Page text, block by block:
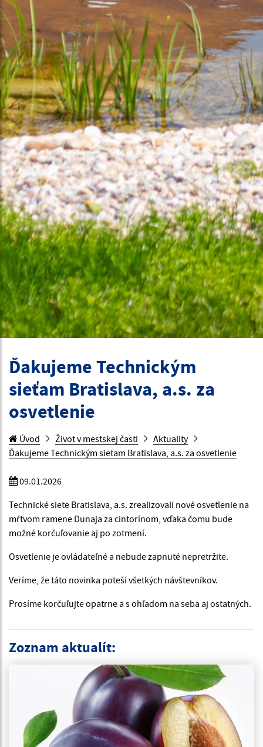
Ďakujeme Technickým
sieťam Bratislava, a.s. za
osvetlenie
Úvod Život v mestskej časti
Aktuality
Ďakujeme Technickým sieťam Bratislava, a.s. za osvetlenie
09.01.2026
Technické siete Bratislava, a.s. zrealizovali nové osvetlenie na
mŕtvom ramene Dunaja za cintorínom, vďaka čomu bude
možné korčuľovanie aj po zotmení.
Osvetlenie je ovládateľné a nebude zapnuté nepretržite.
Veríme, že táto novinka poteší všetkých návštevníkov.
Prosíme korčuľujte opatrne a s ohľadom na seba aj ostatných.
Zoznam aktualít: